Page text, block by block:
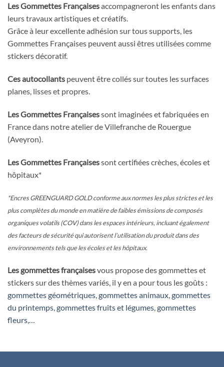
Les Gommettes Françaisesaccompagneront les enfants dans
leurs travaux artistiques et créatifs.
Grâce à leur excellente adhésion sur tous supports, les
Gommettes Françaises peuvent aussi êtres utilisées comme
stickers décoratif.
Ces autocollants peuvent être collés sur toutes les surfaces
planes, lisses et propres.
Les Gommettes Françaisessont imaginées et fabriquées en
France dans notre atelier de Villefranche de Rouergue
(Aveyron).
Les Gommettes Françaisessont certifiées crèches, écoles et
hôpitaux*
*Encres GREENGUARD GOLD conforme aux normes les plus strictes et les
plus complètes du monde en matière de faibles émissions de composés
organiques volatils (COV) dans les espaces intérieurs, incluant également
des facteurs de sécurité qui autorisent l’utilisation du produit dans des
environnements tels que les écoles et les hôpitaux.
Les gommettes françaisesvous propose des gommettes et
stickers sur des thèmes variés, il y en a pour tous les goûts :
gommettes géométriques,gommettes animaux,gommettes
du printemps,gommettes fruits et légumes,gommettes
fleurs,…